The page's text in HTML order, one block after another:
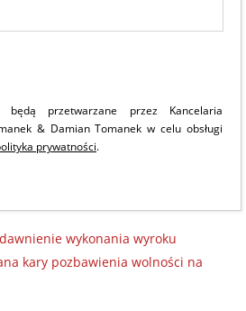
przetwarzane przez Kancelaria
& Damian Tomanek w celu obsługi
prywatności.
wykonania wyroku
kary pozbawienia wolności na